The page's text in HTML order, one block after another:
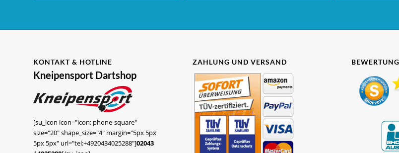
KONTAKT & HOTLINE
Kneipensport Dartshop
[su_icon icon="icon: phone-square"
size="20" shape_size="4" margin="5px 5px
5px 5px" url="tel:+4920434025288"]02043
ZAHLUNG UND VERSAND